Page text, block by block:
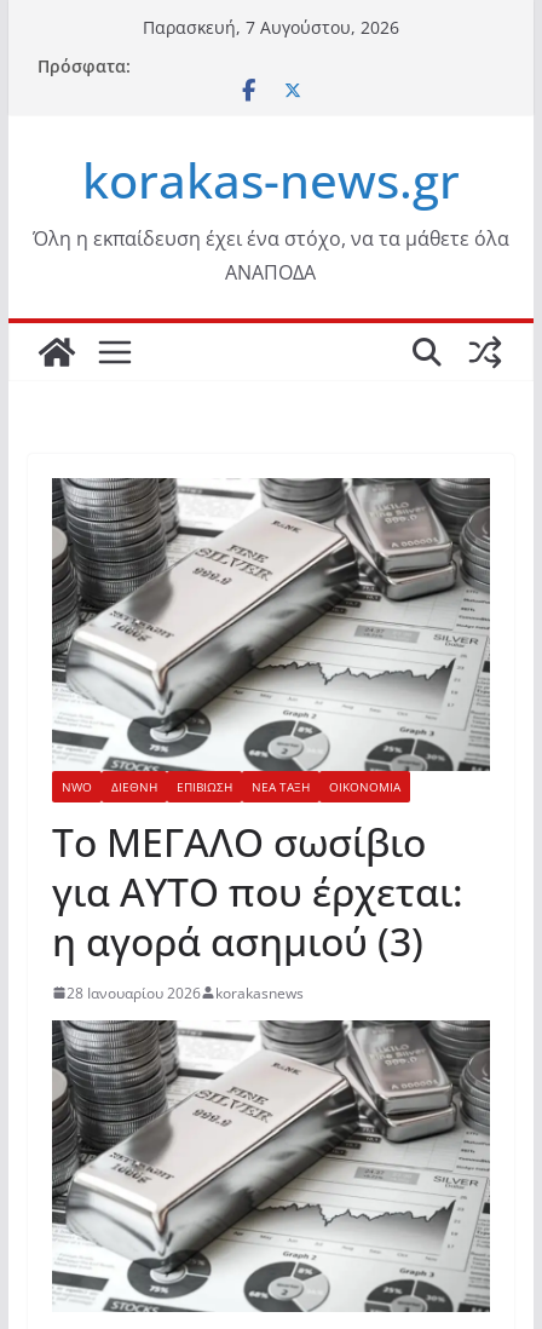
περιεχόμενο
Παρασκευή, 7 Αυγούστου, 2026
Πρόσφατα:
korakas-news.gr
Όλη η εκπαίδευση έχει ένα στόχο, να τα μάθετε όλα
ΑΝΑΠΟΔΑ
NWO ΔΙΕΘΝΗ ΕΠΙΒΙΩΣΗ ΝΕΑ ΤΑΞΗ ΟΙΚΟΝΟΜΙΑ
Το ΜΕΓΑΛΟ σωσίβιο
για AYTO που έρχεται:
η αγορά ασημιού (3)
28 Ιανουαρίου 2026 korakasnews